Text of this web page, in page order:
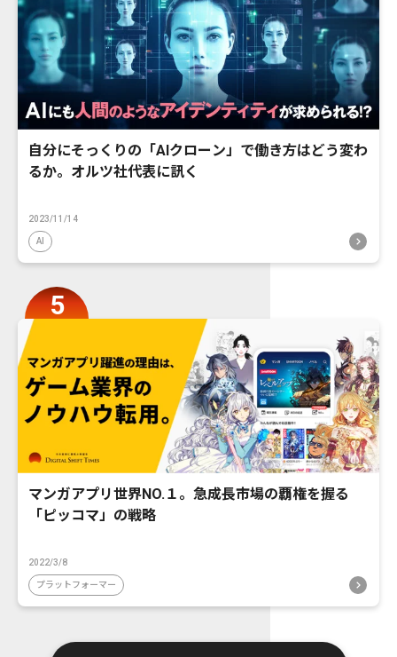
自分にそっくりの「AIクローン」で働き方はどう変わ
るか。オルツ社代表に訊く
2023/11/14
AI
マンガアプリ世界NO.１。急成長市場の覇権を握る
「ピッコマ」の戦略
2022/3/8
プラットフォーマー